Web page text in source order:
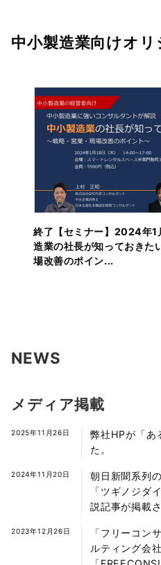
中小製造業向けオ
終了【セミナー】2024年
造業の社長が知っておきた
場改善のポイン...
NEWS
メディア掲載
2025年11月26日
弊社HPが「あ
た。
2024年11月20日
朝日新聞系列
「ツギノジダ
説記事が掲載
2023年12月26日
「フリーコン
ルティング会